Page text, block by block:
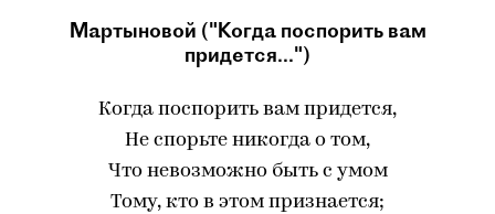
Мартыновой ("Когда поспорить вам
придется...")
Когда поспорить вам придется,
Не спорьте никогда о том,
Что невозможно быть с умом
Тому, кто в этом признается;